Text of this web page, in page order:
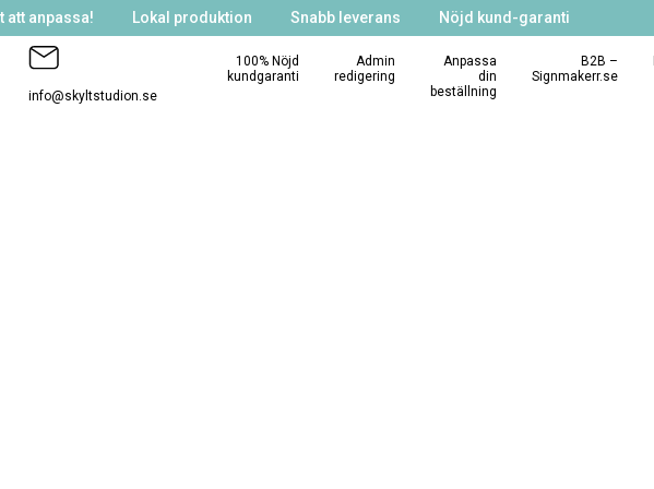
att anpassa! Lokal produktion Snabb leverans Nöjd kund-garanti
info@skyltstudion.se
100% Nöjd
kundgaranti
Admin
redigering
Anpassa
din
beställning
B2B –
Signmakerr.se